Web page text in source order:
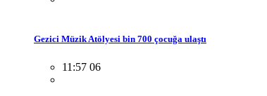
Gezici Müzik Atölyesi bin 700 çocuğa ulaştı
11:57 06